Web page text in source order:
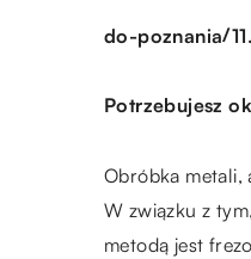
do-poznania/
Potrzebujesz
Obróbka metali,
W związku z
metodą jest